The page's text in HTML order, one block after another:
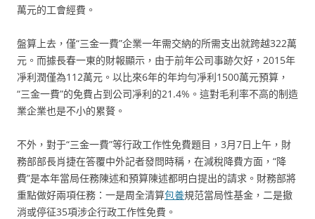
萬元的工會經費。
盤算上去，僅“三金一費”企業一年需交納的所需支出就跨越322萬
元。而據長春一東的財報顯示，由于前年公司事跡欠好，2015年
凈利潤僅為112萬元。以比來6年的年均勻凈利1500萬元預算，
“三金一費”的免費占到公司凈利的21.4%。這對毛利率不高的制造
業企業也是不小的累贅。
不外，對于“三金一費”等行政工作性免費題目，3月7日上午，財
務部部長肖捷在答覆中外記者發問時稱，在減稅降費方面，“降
費”是本年當局任務陳述和預算陳述都明白提出的請求。財務部將
重點做好兩項任務：一是周全清算包養規范當局性基金，二是撤
消或停征35項涉企行政工作性免費。